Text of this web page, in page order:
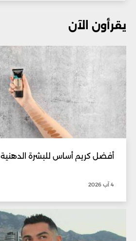
يقرأون الآن
أفضل كريم أساس للبشرة الدهنية
4 آب 2026